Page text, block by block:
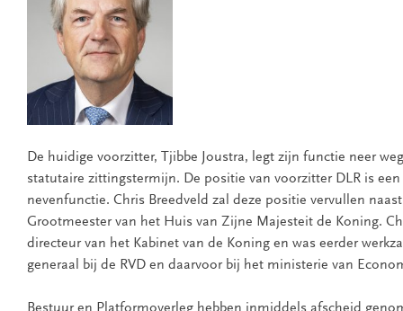
De huidige voorzitter, Tjibbe Joustra, legt zijn functie neer
statutaire zittingstermijn. De positie van voorzitter DLR is
nevenfunctie. Chris Breedveld zal deze positie vervullen
Grootmeester van het Huis van Zijne Majesteit de Koning.
directeur van het Kabinet van de Koning en was eerder
generaal bij de RVD en daarvoor bij het ministerie van
Bestuur en Platformoverleg hebben inmiddels afscheid